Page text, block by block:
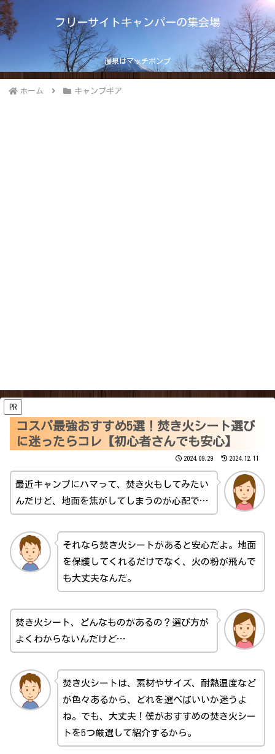
フリーサイトキャンパーの集会場
温泉はマッチポンプ
ホーム キャンプギア
PR
コスパ最強おすすめ5選！焚き火シート選び
に迷ったらコレ【初心者さんでも安心】
2024.09.29 2024.12.11
最近キャンプにハマって、焚き火もしてみたい
んだけど、地面を焦がしてしまうのが心配で…
それなら焚き火シートがあると安心だよ。地面
を保護してくれるだけでなく、火の粉が飛んで
も大丈夫なんだ。
焚き火シート、どんなものがあるの？選び方が
よくわからないんだけど…
焚き火シートは、素材やサイズ、耐熱温度など
が色々あるから、どれを選べばいいか迷うよ
ね。でも、大丈夫！僕がおすすめの焚き火シー
トを5つ厳選して紹介するから。